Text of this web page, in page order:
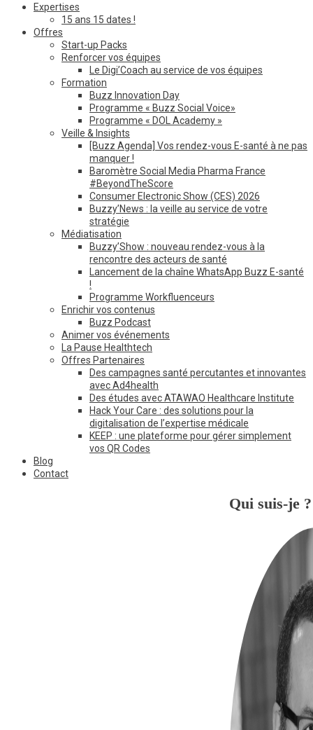
Expertises
15 ans 15 dates !
Offres
Start-up Packs
Renforcer vos équipes
Le Digi’Coach au service de vos équipes
Formation
Buzz Innovation Day
Programme « Buzz Social Voice»
Programme « DOL Academy »
Veille & Insights
[Buzz Agenda] Vos rendez-vous E-santé à ne pas
manquer !
Baromètre Social Media Pharma France
#BeyondTheScore
Consumer Electronic Show (CES) 2026
Buzzy’News : la veille au service de votre
stratégie
Médiatisation
Buzzy’Show : nouveau rendez-vous à la
rencontre des acteurs de santé
Lancement de la chaîne WhatsApp Buzz E-santé
!
Programme Workfluenceurs
Enrichir vos contenus
Buzz Podcast
Animer vos événements
La Pause Healthtech
Offres Partenaires
Des campagnes santé percutantes et innovantes
avec Ad4health
Des études avec ATAWAO Healthcare Institute
Hack Your Care : des solutions pour la
digitalisation de l’expertise médicale
KEEP : une plateforme pour gérer simplement
vos QR Codes
Blog
Contact
Qui suis-je ?